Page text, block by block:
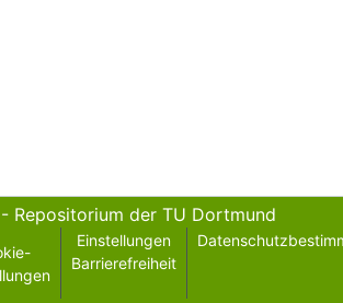
Repositorium der TU Dortmund
Einstellungen
Barrierefreiheit